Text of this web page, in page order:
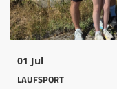
Archive
TSH Fan Shop
Sportpartner act.3
01 Jul
LAUFSPORT